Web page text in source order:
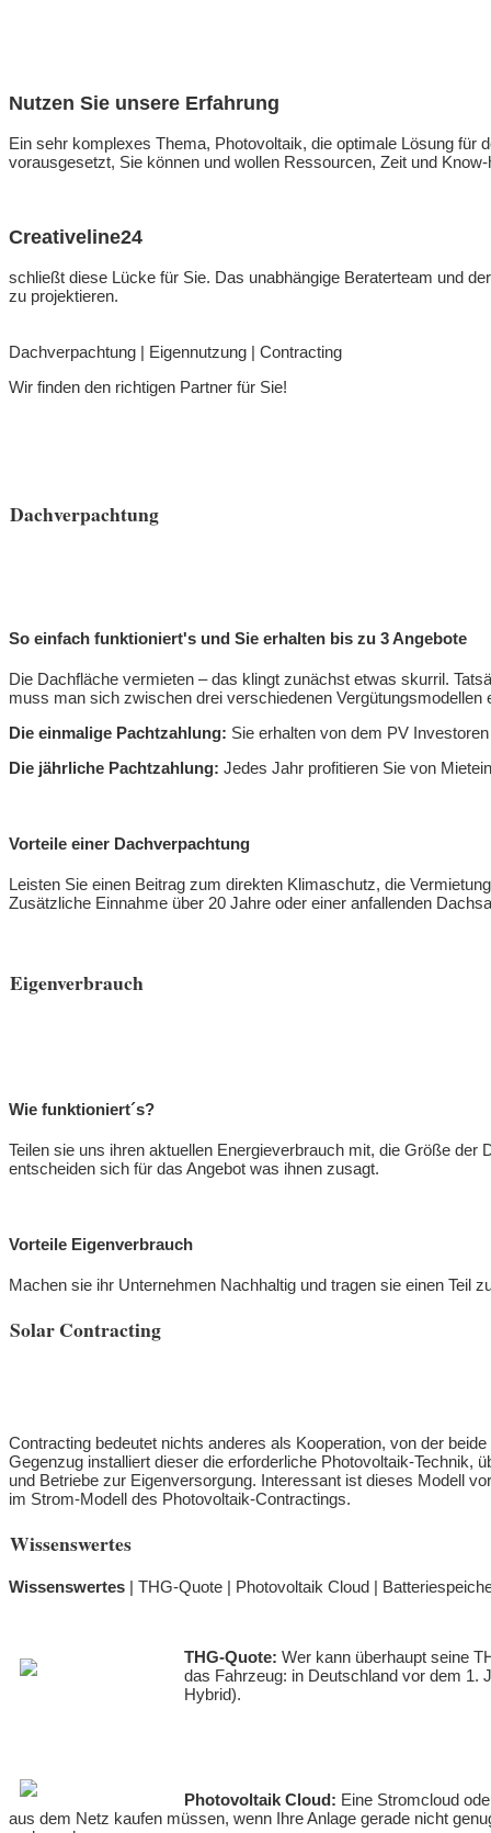
Nutzen Sie unsere Erfahrung
Ein sehr komplexes Thema, Photovoltaik, die optimale Lösung
vorausgesetzt, Sie können und wollen Ressourcen, Zeit und
Creativeline24
schließt diese Lücke für Sie. Das unabhängige Beraterteam und
zu projektieren.
Dachverpachtung | Eigennutzung | Contracting
Wir finden den richtigen Partner für Sie!
Dachverpachtung
So einfach funktioniert's und Sie erhalten bis zu 3 Angebote
Die Dachfläche vermieten – das klingt zunächst etwas skurril.
muss man sich zwischen drei verschiedenen Vergütungsmodellen
Die einmalige Pachtzahlung: Sie erhalten von dem PV
Die jährliche Pachtzahlung: Jedes Jahr profitieren Sie von
Vorteile einer Dachverpachtung
Leisten Sie einen Beitrag zum direkten Klimaschutz, die
Zusätzliche Einnahme über 20 Jahre oder einer anfallenden
Eigenverbrauch
Wie funktioniert´s?
Teilen sie uns ihren aktuellen Energieverbrauch mit, die Größe
entscheiden sich für das Angebot was ihnen zusagt.
Vorteile Eigenverbrauch
Machen sie ihr Unternehmen Nachhaltig und tragen sie einen Teil
Solar Contracting
Contracting bedeutet nichts anderes als Kooperation, von der
Gegenzug installiert dieser die erforderliche Photovoltaik-Technik,
und Betriebe zur Eigenversorgung. Interessant ist dieses Modell
im Strom-Modell des Photovoltaik-Contractings.
Wissenswertes
Wissenswertes | THG-Quote | Photovoltaik Cloud |
THG-Quote: Wer kann überhaupt seine
das Fahrzeug: in Deutschland vor dem 1.
Hybrid).
Photovoltaik Cloud: Eine Stromcloud
aus dem Netz kaufen müssen, wenn Ihre Anlage gerade nicht